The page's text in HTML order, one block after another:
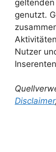
genutzt.
Nutzer
Disclaimer,